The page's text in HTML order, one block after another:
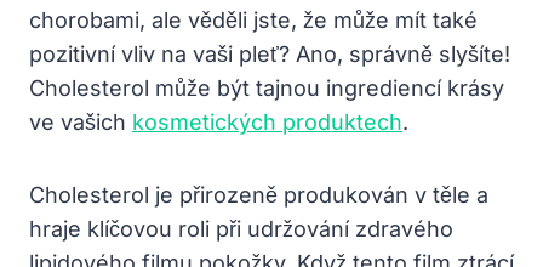
chorobami, ale věděli jste, že může mít také
pozitivní vliv na vaši pleť? Ano, správně slyšíte!
Cholesterol může být tajnou ingrediencí krásy
ve vašich kosmetických produktech.
Cholesterol je přirozeně produkován v těle a
hraje klíčovou roli při udržování zdravého